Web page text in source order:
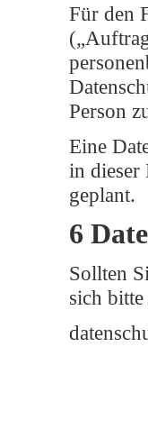
Für den
Person
Eine
in dieser
geplant.
6
Sollten
sich